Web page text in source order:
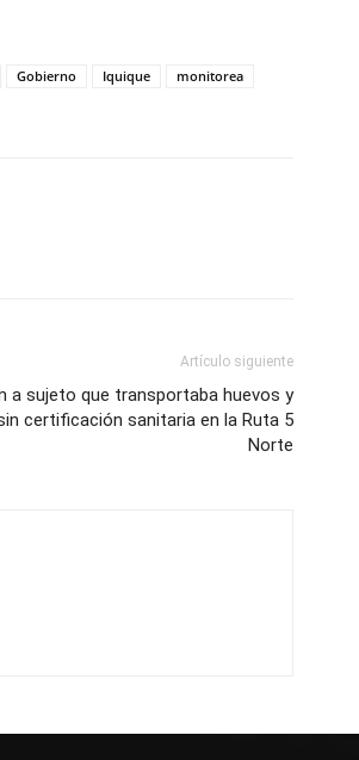
Gobierno Iquique
monitorea
Artículo siguiente
a sujeto que transportaba huevos y
certificación sanitaria en la Ruta 5
Norte